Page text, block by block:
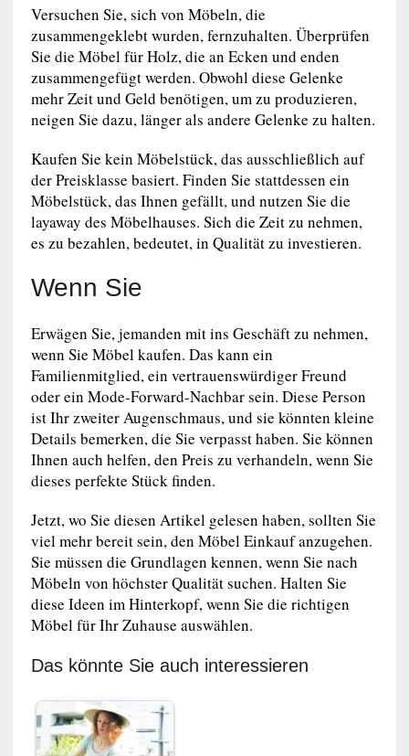
Versuchen Sie, sich von Möbeln, die
zusammengeklebt wurden, fernzuhalten. Überprüfen
Sie die Möbel für Holz, die an Ecken und enden
zusammengefügt werden. Obwohl diese Gelenke
mehr Zeit und Geld benötigen, um zu produzieren,
neigen Sie dazu, länger als andere Gelenke zu halten.
Kaufen Sie kein Möbelstück, das ausschließlich auf
der Preisklasse basiert. Finden Sie stattdessen ein
Möbelstück, das Ihnen gefällt, und nutzen Sie die
layaway des Möbelhauses. Sich die Zeit zu nehmen,
es zu bezahlen, bedeutet, in Qualität zu investieren.
Wenn Sie
Erwägen Sie, jemanden mit ins Geschäft zu nehmen,
wenn Sie Möbel kaufen. Das kann ein
Familienmitglied, ein vertrauenswürdiger Freund
oder ein Mode-Forward-Nachbar sein. Diese Person
ist Ihr zweiter Augenschmaus, und sie könnten kleine
Details bemerken, die Sie verpasst haben. Sie können
Ihnen auch helfen, den Preis zu verhandeln, wenn Sie
dieses perfekte Stück finden.
Jetzt, wo Sie diesen Artikel gelesen haben, sollten Sie
viel mehr bereit sein, den Möbel Einkauf anzugehen.
Sie müssen die Grundlagen kennen, wenn Sie nach
Möbeln von höchster Qualität suchen. Halten Sie
diese Ideen im Hinterkopf, wenn Sie die richtigen
Möbel für Ihr Zuhause auswählen.
Das könnte Sie auch interessieren